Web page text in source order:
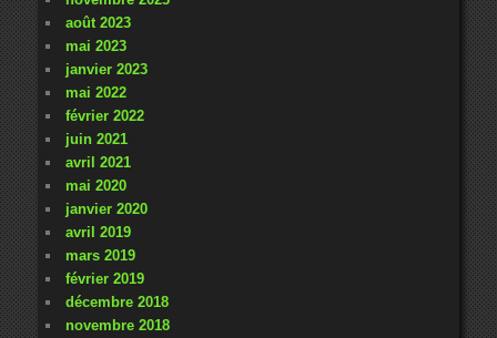
août 2023
mai 2023
janvier 2023
mai 2022
février 2022
juin 2021
avril 2021
mai 2020
janvier 2020
avril 2019
mars 2019
février 2019
décembre 2018
novembre 2018